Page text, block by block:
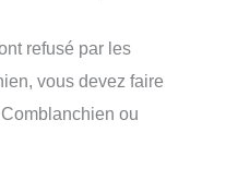
refusé par les
vous devez faire
ou